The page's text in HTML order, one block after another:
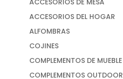
ACCESORIOS DE MESA
ACCESORIOS DEL HOGAR
ALFOMBRAS
COJINES
COMPLEMENTOS DE MUEBLE
COMPLEMENTOS OUTDOOR